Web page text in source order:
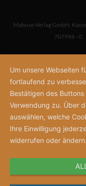
Mabuse-Verlag GmbH,
707996 - 0 ,
Um unsere Webseiten
fortlaufend zu
Bestätigen des
Verwendung zu. Über
auswählen, welche
Ihre Einwilligung
widerrufen oder ändern.